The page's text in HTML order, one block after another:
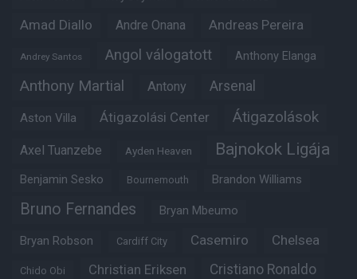
Amad Diallo Andre Onana Andreas Pereira
Andrey Santos Angol válogatott Anthony Elanga
Anthony Martial Antony Arsenal
Aston Villa Átigazolási Center Átigazolások
Axel Tuanzebe Ayden Heaven Bajnokok Ligája
Benjamin Sesko Bournemouth Brandon Williams
Bruno Fernandes Bryan Mbeumo
Bryan Robson Cardiff City Casemiro Chelsea
Chido Obi Christian Eriksen Cristiano Ronaldo